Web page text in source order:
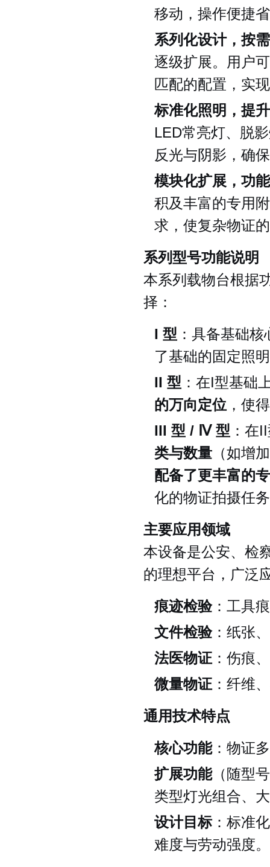
移动，操作便捷
系列化设计，按
逐级扩展。用户
匹配的配置，实
标准化照明，提
LED常亮灯、脱
反光与阴影，确
模块化扩展，功
积及丰富的专用
求，使复杂物证
系列型号功能说明
本系列载物台根据
择：
I 型 ：具备基础
了基础的固定照
II 型 ：在I型基础
的万向定位 ，使
III 型 / Ⅳ 型 ：在
类与数量 （如增
配备了更丰富的
化的物证拍摄任
主要应用领域
本设备是公安、检
的理想平台，广泛
痕迹检验：工具
文件检验：纸张
法医物证 ：伤痕
微量物证 ：纤维
通用技术特点
核心功能：物证
扩展功能（随型
类型灯光组合、
设计目标：标准
难度与劳动强度。